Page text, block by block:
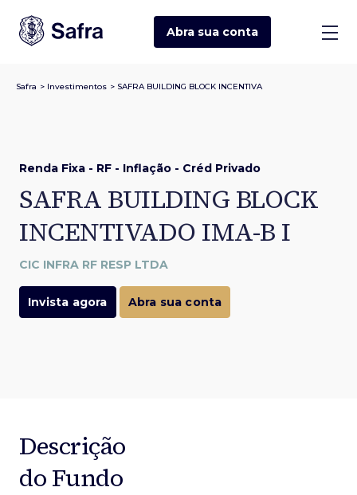
Abra sua conta
Safra > Investimentos > SAFRA BUILDING BLOCK INCENTIVA
Renda Fixa - RF - Inflação - Créd Privado
SAFRA BUILDING BLOCK
INCENTIVADO IMA-B I
CIC INFRA RF RESP LTDA
Invista agora Abra sua conta
Descrição
do Fundo